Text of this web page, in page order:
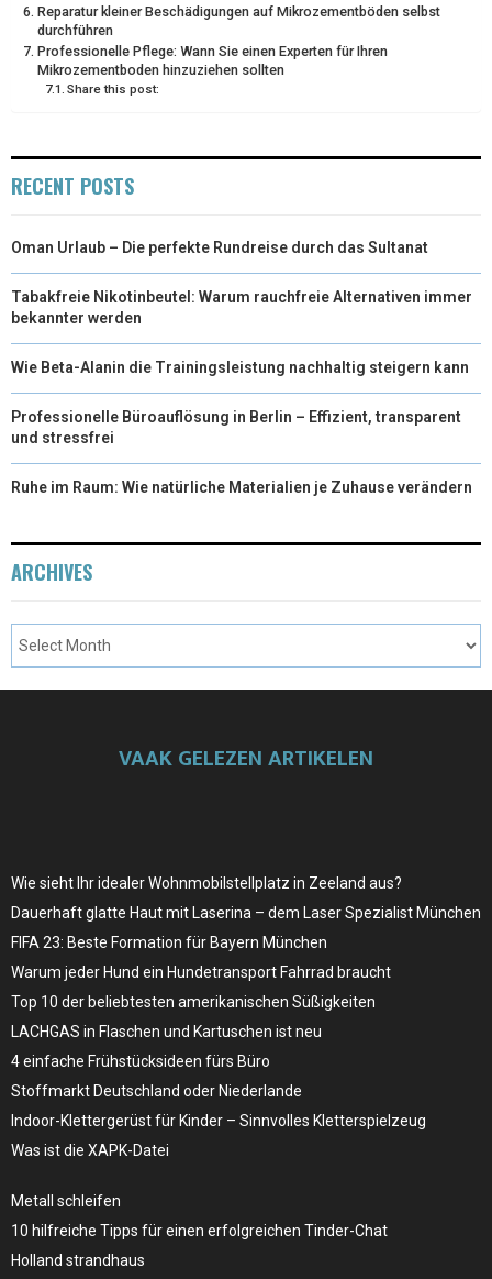
Reparatur kleiner Beschädigungen auf Mikrozementböden selbst
durchführen
Professionelle Pflege: Wann Sie einen Experten für Ihren
Mikrozementboden hinzuziehen sollten
Share this post:
RECENT POSTS
Oman Urlaub – Die perfekte Rundreise durch das Sultanat
Tabakfreie Nikotinbeutel: Warum rauchfreie Alternativen immer
bekannter werden
Wie Beta-Alanin die Trainingsleistung nachhaltig steigern kann
Professionelle Büroauflösung in Berlin – Effizient, transparent
und stressfrei
Ruhe im Raum: Wie natürliche Materialien je Zuhause verändern
ARCHIVES
VAAK GELEZEN ARTIKELEN
Wie sieht Ihr idealer Wohnmobilstellplatz in Zeeland aus?
Dauerhaft glatte Haut mit Laserina – dem Laser Spezialist München
FIFA 23: Beste Formation für Bayern München
Warum jeder Hund ein Hundetransport Fahrrad braucht
Top 10 der beliebtesten amerikanischen Süßigkeiten
LACHGAS in Flaschen und Kartuschen ist neu
4 einfache Frühstücksideen fürs Büro
Stoffmarkt Deutschland oder Niederlande
Indoor-Klettergerüst für Kinder – Sinnvolles Kletterspielzeug
Was ist die XAPK-Datei
Metall schleifen
10 hilfreiche Tipps für einen erfolgreichen Tinder-Chat
Holland strandhaus